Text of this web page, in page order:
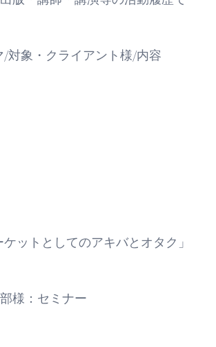
対象・クライアント様/内容
ットとしてのアキバとオタク」
様：セミナー